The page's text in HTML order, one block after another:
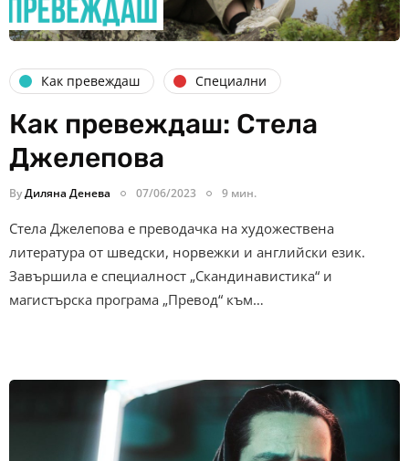
Как превеждаш Специални
Как превеждаш: Стела
Джелепова
ByДиляна Денева 07/06/2023 9 мин.
Стела Джелепова е преводачка на художествена
литература от шведски, норвежки и английски език.
Завършила е специалност „Скандинавистика“ и
магистърска програма „Превод“ към…